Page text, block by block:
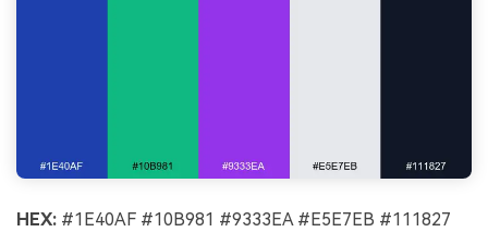
HEX: #1E40AF #10B981 #9333EA #E5E7EB #111827